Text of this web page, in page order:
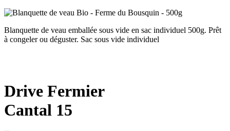
Blanquette de veau emballée sous vide en sac individuel 500g. Prêt
à congeler ou déguster. Sac sous vide individuel
Drive Fermier
Cantal 15